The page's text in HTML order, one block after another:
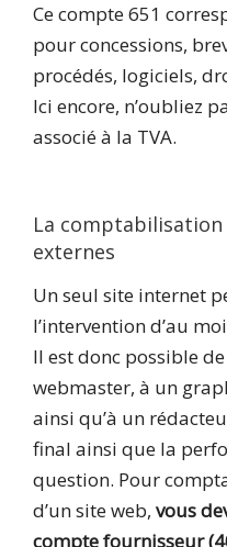
Ce compte 651
pour concessions,
procédés, logiciels,
Ici encore, n’oubliez
associé à la TVA.
La
externes
Un seul site internet
l’intervention d’au
Il est donc possible
webmaster, à un
ainsi qu’à un
final ainsi que la
question. Pour
d’un site web, vous
compte fournisseur